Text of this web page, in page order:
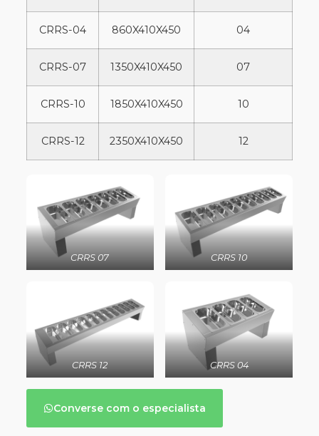
CRRS-04 860X410X450 04
CRRS-07 1350X410X450 07
CRRS-10 1850X410X450 10
CRRS-12 2350X410X450 12
CRRS 07 CRRS 10
CRRS 12 CRRS 04
Converse com o especialista